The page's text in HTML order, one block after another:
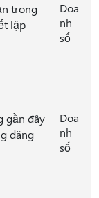
trong
lập
Doa
nh
số
gần đây
đăng
Doa
nh
số